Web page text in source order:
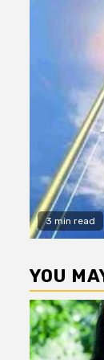
3 min read
YOU